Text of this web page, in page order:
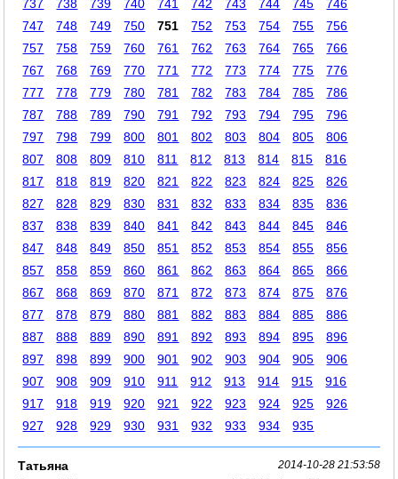
737
738 739 740 741 742 743 744 745
746
747
748 749 750 751 752 753 754 755
756
757
758 759 760 761 762 763 764 765
766
767
768 769 770 771 772 773 774 775
776
777
778 779 780 781 782 783 784 785
786
787
788 789 790 791 792 793 794 795
796
797
798 799 800 801 802 803 804 805
806
807
808 809 810 811 812 813 814 815
816
817
818 819 820 821 822 823 824 825
826
827
828 829 830 831 832 833 834 835
836
837
838 839 840 841 842 843 844 845
846
847
848 849 850 851 852 853 854 855
856
857
858 859 860 861 862 863 864 865
866
867
868 869 870 871 872 873 874 875
876
877
878 879 880 881 882 883 884 885
886
887
888 889 890 891 892 893 894 895
896
897
898 899 900 901 902 903 904 905
906
907
908 909 910 911 912 913 914 915
916
917
918 919 920 921 922 923 924 925
926
927
928 929 930 931 932 933 934 935
Татьяна 2014-10-28 21:53:58